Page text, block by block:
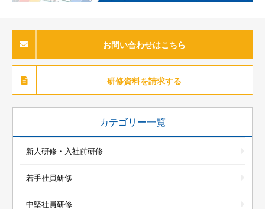
お問い合わせはこちら
研修資料を請求する
カテゴリー一覧
新人研修・入社前研修
若手社員研修
中堅社員研修